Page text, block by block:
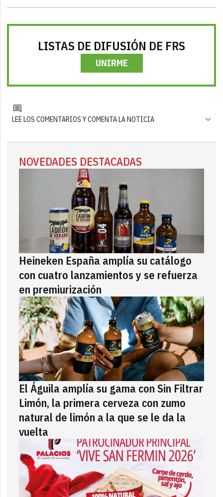
LISTAS DE DIFUSIÓN DE FRS
UNIRME
LEE LOS COMENTARIOS Y COMENTA LA NOTICIA
NOVEDADES DESTACADAS
Heineken España amplía su catálogo
con cuatro lanzamientos y se refuerza
en premiurización
El Águila amplía su gama con Sin Filtrar
Limón, la primera cerveza con zumo
natural de limón a la que se le da la
vuelta